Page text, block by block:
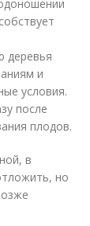
деревья
и
условия.
после
плодов.
в
но